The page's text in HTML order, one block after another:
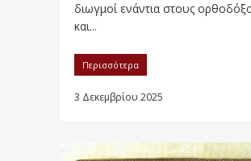
διωγμοί ενάντια στους
και...
Περισσότερα
3 Δεκεμβρίου 2025